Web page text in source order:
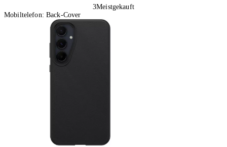
3Meistgekauft
Mobiltelefon: Back-Cover